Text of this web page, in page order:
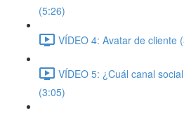
(5:26)
VÍDEO 4: Avatar de cliente
VÍDEO 5: ¿Cuál canal
(3:05)